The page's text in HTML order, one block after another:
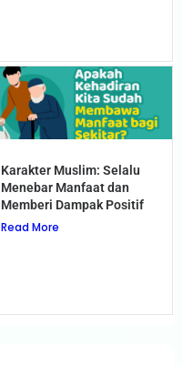
Karakter Muslim: Selalu
Menebar Manfaat dan
Memberi Dampak Positif
Read More